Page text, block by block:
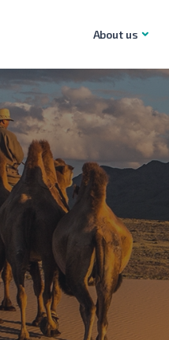
About us